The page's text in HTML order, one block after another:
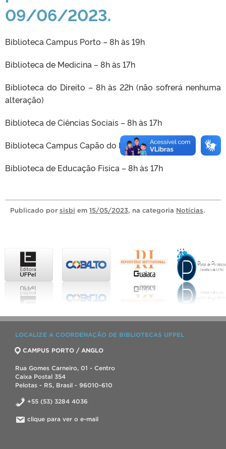
09/06/2023.
Biblioteca Campus Porto – 8h às 19h
Biblioteca de Medicina – 8h às 17h
Biblioteca do Direito – 8h às 22h (não sofrerá nenhuma
alteração)
Biblioteca de Ciências Sociais – 8h às 17h
Biblioteca Campus Capão do Leão – 8h às 15h
Biblioteca de Educação Física – 8h às 17h
Publicado por sisbi em 15/05/2023, na categoria Notícias.
LOCALIZE A COORDENAÇÃO DE BIBLIOTECAS UFPEL
CAMPUS PORTO / ANGLO
Rua Gomes Carneiro, 01 - Centro
Caixa Postal 354
Pelotas - RS, Brasil - 96010-610
+55 (53) 3284 4036
clique para ver o e-mail